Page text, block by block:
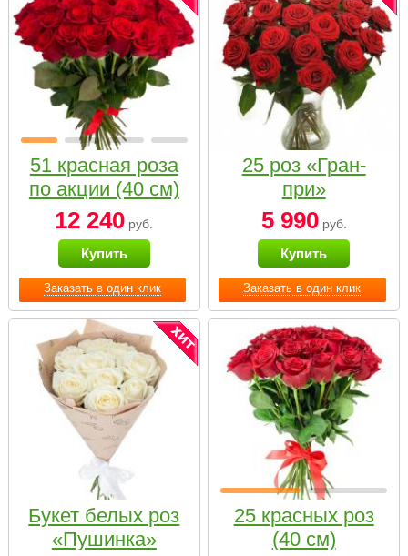
Заказать в один клик
51 красная роза
по акции (40 см)
12 240 руб.
Купить
Заказать в один клик
25 роз «Гран-
при»
5 990руб.
Купить
Букет белых роз
«Пушинка»
25 красных роз
(40 см)